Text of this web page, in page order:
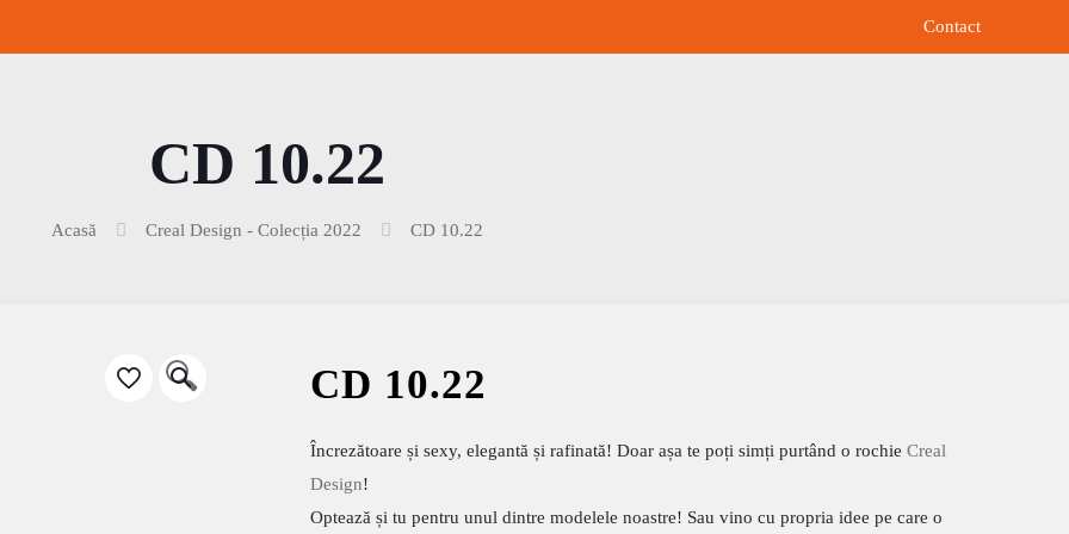
Contact
CD 10.22
Acasă Creal Design - Colecția 2022 CD 10.22
🔍 CD 10.22
Încrezătoare și sexy, elegantă și rafinată! Doar așa te poți simți purtând o rochieCreal
Design!
Optează și tu pentru unul dintre modelele noastre! Sau vino cu propria idee pe care o